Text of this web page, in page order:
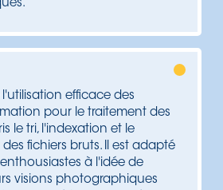
efficace des
pour le traitement des
le tri, l'indexation et le
fichiers bruts. Il est adapté
à l'idée de
visions photographiques